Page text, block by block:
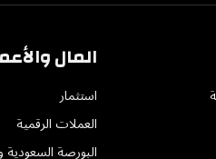
المال
استثمار
العملات الرقمية
البورصة السعودية